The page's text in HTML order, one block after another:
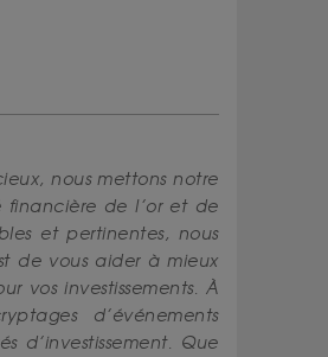
nous mettons notre
financière de l’or et de
et pertinentes, nous
de vous aider à mieux
vos investissements. À
d’événements
d’investissement. Que